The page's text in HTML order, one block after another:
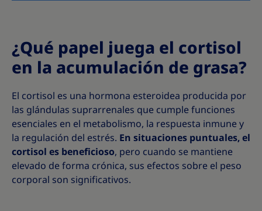
¿Qué papel juega el cortisol
en la acumulación de grasa?
El cortisol es una hormona esteroidea producida por
las glándulas suprarrenales que cumple funciones
esenciales en el metabolismo, la respuesta inmune y
la regulación del estrés. En situaciones puntuales, el
cortisol es beneficioso, pero cuando se mantiene
elevado de forma crónica, sus efectos sobre el peso
corporal son significativos.